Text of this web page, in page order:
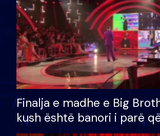
Finalja e madhe e Big
kush është banori i parë
shtëpinë dhe humb